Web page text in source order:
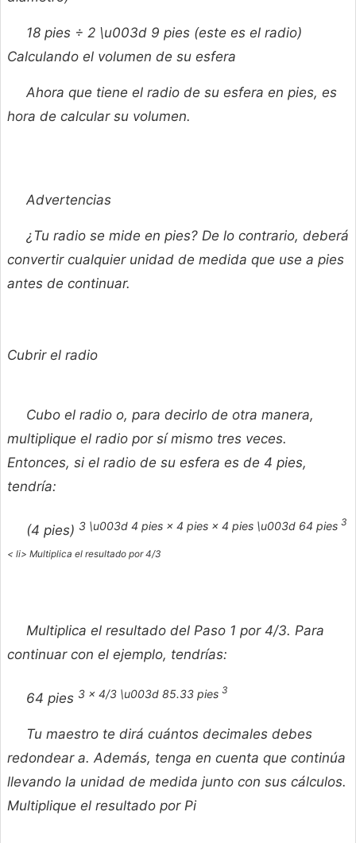
18 pies ÷ 2 \u003d 9 pies (este es el radio)
Calculando el volumen de su esfera
Ahora que tiene el radio de su esfera en pies, es
hora de calcular su volumen.
Advertencias
¿Tu radio se mide en pies? De lo contrario, deberá
convertir cualquier unidad de medida que use a pies
antes de continuar.
Cubrir el radio
Cubo el radio o, para decirlo de otra manera,
multiplique el radio por sí mismo tres veces.
Entonces, si el radio de su esfera es de 4 pies,
tendría:
(4 pies) 3 \u003d 4 pies × 4 pies × 4 pies \u003d 64 pies 3
< li> Multiplica el resultado por 4/3
Multiplica el resultado del Paso 1 por 4/3. Para
continuar con el ejemplo, tendrías:
64 pies 3 × 4/3 \u003d 85.33 pies 3
Tu maestro te dirá cuántos decimales debes
redondear a. Además, tenga en cuenta que continúa
llevando la unidad de medida junto con sus cálculos.
Multiplique el resultado por Pi